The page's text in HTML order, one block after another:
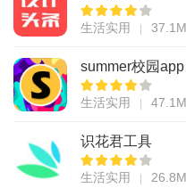
生活实用 37.1M
summer校园app
生活实用 47.1M
识花君工具
生活实用